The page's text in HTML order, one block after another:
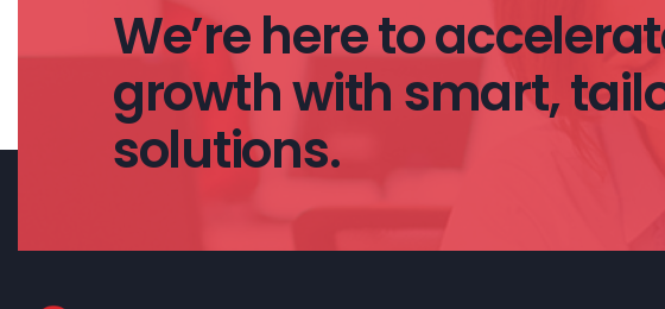
We’re here to
growth with smart,
solutions.